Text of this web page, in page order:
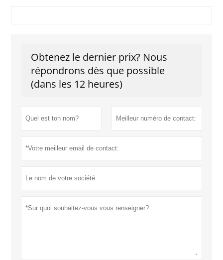
Obtenez le dernier prix? Nous
répondrons dès que possible
(dans les 12 heures)